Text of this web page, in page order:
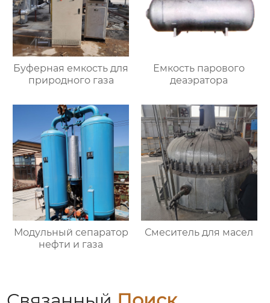
Буферная емкость для
природного газа
Емкость парового
деаэратора
Модульный сепаратор
нефти и газа
Смеситель для масел